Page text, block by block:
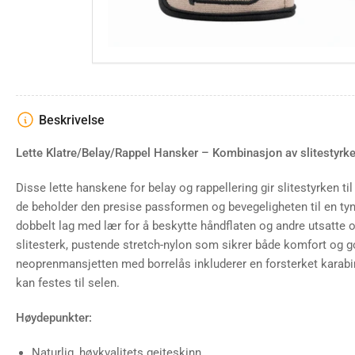
in
gallery
Load
image
5
in
gallery
view
6
Beskrivelse
Lette Klatre/Belay/Rappel Hansker – Kombinasjon av
Disse lette hanskene for belay og rappellering gir slitestyrken
de beholder den presise passformen og bevegeligheten til en
dobbelt lag med lær for å beskytte håndflaten og andre utsatte
slitesterk, pustende stretch-nylon som sikrer både komfort og
neoprenmansjetten med borrelås inkluderer en forsterket
kan festes til selen.
Høydepunkter: